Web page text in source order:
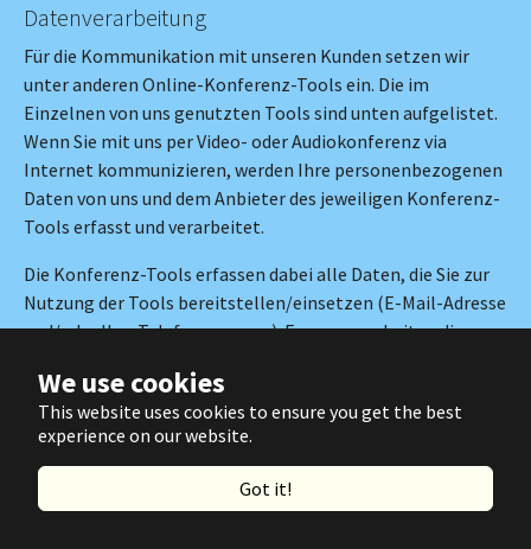
We use cookies
This website uses cookies to ensure you get the best
experience on our website.
Got it!
Datenverarbeitung
Für die Kommunikation mit unseren Kunden setzen wir
unter anderen Online-Konferenz-Tools ein. Die im
Einzelnen von uns genutzten Tools sind unten aufgelistet.
Wenn Sie mit uns per Video- oder Audiokonferenz via
Internet kommunizieren, werden Ihre personenbezogenen
Daten von uns und dem Anbieter des jeweiligen Konferenz-
Tools erfasst und verarbeitet.
Die Konferenz-Tools erfassen dabei alle Daten, die Sie zur
Nutzung der Tools bereitstellen/einsetzen (E-Mail-Adresse
und/oder Ihre Telefonnummer). Ferner verarbeiten die
(Zeit) der Teilnahme an der Konferenz, Anzahl der
Teilnehmer und sonstige „Kontextinformationen“ im
Zusammenhang mit dem Kommunikationsvorgang
(Metadaten).